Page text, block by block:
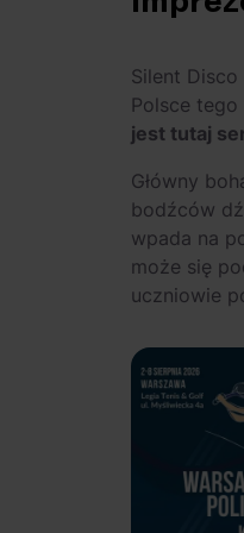
Silent
Polsce
jest tutaj
Główny
bodźców
wpada na
może się
uczniowie